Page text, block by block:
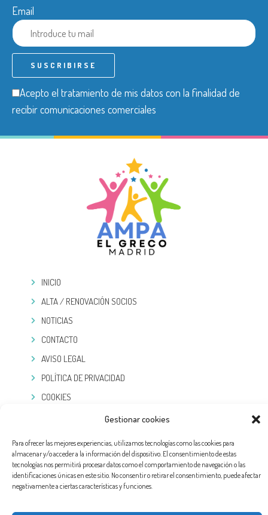
Gestionar cookies
Para ofrecer las mejores experiencias, utilizamos tecnologías como las cookies para
almacenar y/o acceder a la información del dispositivo. El consentimiento de estas
tecnologías nos permitirá procesar datos como el comportamiento de navegación o las
identificaciones únicas en este sitio. No consentir o retirar el consentimiento, puede afectar
negativamente a ciertas características y funciones.
Email
Acepto el tratamiento de mis datos con la finalidad de
recibir comunicaciones comerciales
INICIO
ALTA / RENOVACIÓN SOCIOS
NOTICIAS
CONTACTO
AVISO LEGAL
POLÍTICA DE PRIVACIDAD
COOKIES